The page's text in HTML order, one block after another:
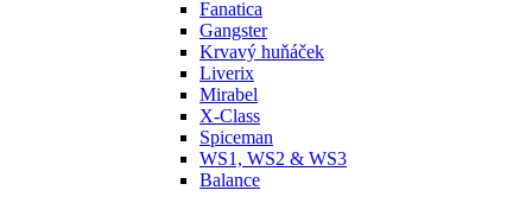
Fanatica
Gangster
Krvavý huňáček
Liverix
Mirabel
X-Class
Spiceman
WS1, WS2 & WS3
Balance